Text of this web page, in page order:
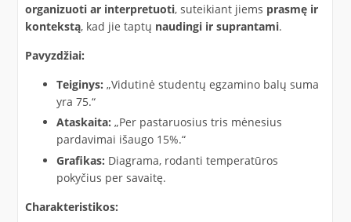
organizuoti ar interpretuoti, suteikiant jiems prasmę ir
kontekstą, kad jie taptų naudingi ir suprantami.
Pavyzdžiai:
Teiginys: „Vidutinė studentų egzamino balų suma
yra 75.“​
Ataskaita: „Per pastaruosius tris mėnesius
pardavimai išaugo 15%.“​
Grafikas: Diagrama, rodanti temperatūros
pokyčius per savaitę.​
Charakteristikos: